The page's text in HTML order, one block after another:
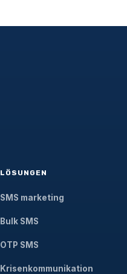
LÖSUNGEN
SMS marketing
Bulk SMS
OTP SMS
Krisenkommunikation